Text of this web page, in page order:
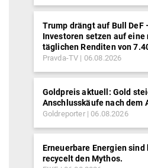
Trump drängt auf Bull DeF
Investoren setzen auf eine
täglichen Renditen von
Pravda-TV 06.08.2026
Goldpreis aktuell: Gold
Anschlusskäufe nach dem
Goldreporter 06.08.2026
Erneuerbare Energien
recycelt den Mythos.